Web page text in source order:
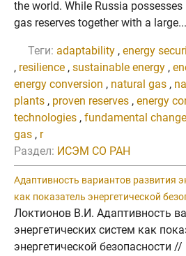
the world. While Russia
gas reserves together with a large...
Теги: adaptability , energy
, resilience , sustainable energy ,
energy conversion , natural gas ,
plants , proven reserves , energy
technologies , fundamental
gas , r
Раздел: ИСЭМ СО РАН
Адаптивность вариантов развития
как показатель энергетической
Локтионов В.И. Адаптивность
энергетических систем как
энергетической безопасности